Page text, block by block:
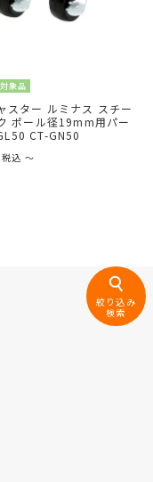
象品
スター ルミナス スチー
ポール径19mm用パー
CT-GN50
税込 〜
絞り込み
検索